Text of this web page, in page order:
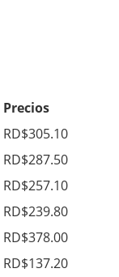
Precios
RD$305.10
RD$287.50
RD$257.10
RD$239.80
RD$378.00
RD$137.20